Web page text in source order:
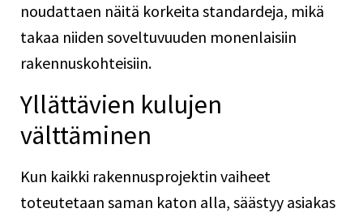
noudattaen näitä korkeita standardeja, mikä
takaa niiden soveltuvuuden monenlaisiin
rakennuskohteisiin.
Yllättävien kulujen
välttäminen
Kun kaikki rakennusprojektin vaiheet
toteutetaan saman katon alla, säästyy asiakas